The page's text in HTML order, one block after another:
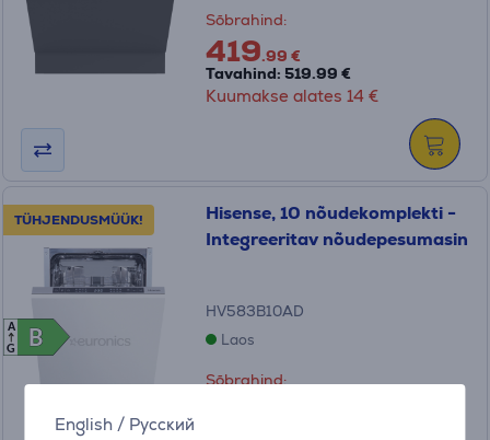
English / Русский
Sõbrahind:
419.99 €
Tavahind: 519.99 €
Kuumakse alates 14 €
TÜHJENDUSMÜÜK!
B
B
A
G
Hisense, 10 nõudekomplekti -
Integreeritav nõudepesumasin
HV583B10AD
Laos
Sõbrahind: